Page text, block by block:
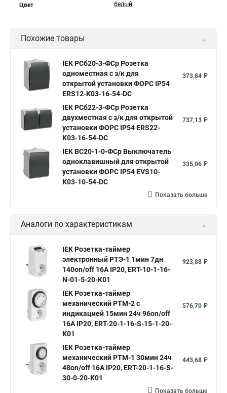
Цвет белый
Похожие товары
IEK РСб20-3-ФСр Розетка
одноместная с з/к для
открытой установки ФОРС IP54
ERS12-K03-16-54-DC
373,84 ₽
IEK РСб22-3-ФСр Розетка
двухместная с з/к для открытой
установки ФОРС IP54 ERS22-
K03-16-54-DC
737,13 ₽
IEK ВС20-1-0-ФСр Выключатель
одноклавишный для открытой
установки ФОРС IP54 EVS10-
K03-10-54-DC
335,06 ₽
Показать больше
Аналоги по характеристикам
IEK Розетка-таймер
электронный РТЭ-1 1мин 7дн
140on/off 16А IP20, ERT-10-1-16-
N-01-5-20-K01
923,88 ₽
IEK Розетка-таймер
механический РТМ-2 с
индикацией 15мин 24ч 96on/off
16А IP20, ERT-20-1-16-S-15-1-20-
K01
576,70 ₽
IEK Розетка-таймер
механический РТМ-1 30мин 24ч
48on/off 16А IP20, ERT-20-1-16-S-
30-0-20-K01
443,68 ₽
Показать больше